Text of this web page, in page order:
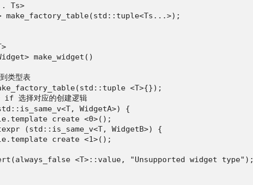
Ts>
make_factory_table(std::tuple<Ts...>);
make_widget()
类型表
<T>{});
选择对应的创建逻辑
WidgetA>) {
create <0>();
(std::is_same_v<T, WidgetB>) {
create <1>();
<T>::value, "Unsupported widget type");